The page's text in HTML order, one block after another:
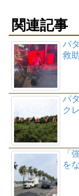
関連記事
パ
救助
パ
ク
「
を